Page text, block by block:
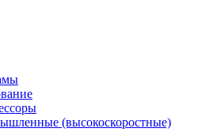
(высокоскоростные)